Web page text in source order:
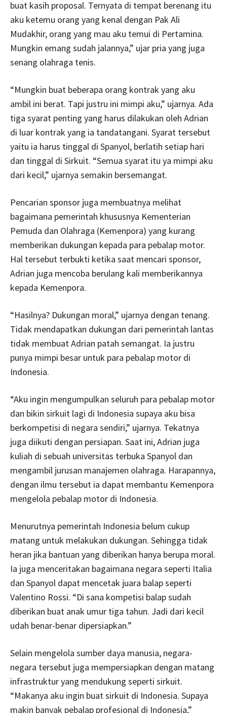
buat kasih proposal. Ternyata di tempat berenang itu
aku ketemu orang yang kenal dengan Pak Ali
Mudakhir, orang yang mau aku temui di Pertamina.
Mungkin emang sudah jalannya,” ujar pria yang juga
senang olahraga tenis.
“Mungkin buat beberapa orang kontrak yang aku
ambil ini berat. Tapi justru ini mimpi aku,” ujarnya. Ada
tiga syarat penting yang harus dilakukan oleh Adrian
di luar kontrak yang ia tandatangani. Syarat tersebut
yaitu ia harus tinggal di Spanyol, berlatih setiap hari
dan tinggal di Sirkuit. “Semua syarat itu ya mimpi aku
dari kecil,” ujarnya semakin bersemangat.
Pencarian sponsor juga membuatnya melihat
bagaimana pemerintah khususnya Kementerian
Pemuda dan Olahraga (Kemenpora) yang kurang
memberikan dukungan kepada para pebalap motor.
Hal tersebut terbukti ketika saat mencari sponsor,
Adrian juga mencoba berulang kali memberikannya
kepada Kemenpora.
“Hasilnya? Dukungan moral,” ujarnya dengan tenang.
Tidak mendapatkan dukungan dari pemerintah lantas
tidak membuat Adrian patah semangat. Ia justru
punya mimpi besar untuk para pebalap motor di
Indonesia.
“Aku ingin mengumpulkan seluruh para pebalap motor
dan bikin sirkuit lagi di Indonesia supaya aku bisa
berkompetisi di negara sendiri,” ujarnya. Tekatnya
juga diikuti dengan persiapan. Saat ini, Adrian juga
kuliah di sebuah universitas terbuka Spanyol dan
mengambil jurusan manajemen olahraga. Harapannya,
dengan ilmu tersebut ia dapat membantu Kemenpora
mengelola pebalap motor di Indonesia.
Menurutnya pemerintah Indonesia belum cukup
matang untuk melakukan dukungan. Sehingga tidak
heran jika bantuan yang diberikan hanya berupa moral.
Ia juga menceritakan bagaimana negara seperti Italia
dan Spanyol dapat mencetak juara balap seperti
Valentino Rossi. “Di sana kompetisi balap sudah
diberikan buat anak umur tiga tahun. Jadi dari kecil
udah benar-benar dipersiapkan.”
Selain mengelola sumber daya manusia, negara-
negara tersebut juga mempersiapkan dengan matang
infrastruktur yang mendukung seperti sirkuit.
“Makanya aku ingin buat sirkuit di Indonesia. Supaya
makin banyak pebalap profesional di Indonesia,”